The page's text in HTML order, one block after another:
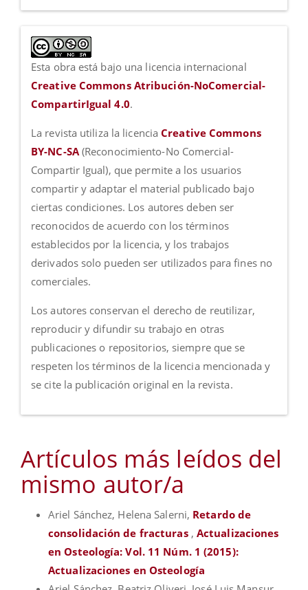
Esta obra está bajo una licencia internacional
Creative Commons Atribución-NoComercial-
CompartirIgual 4.0.
La revista utiliza la licenciaCreative Commons
BY-NC-SA(Reconocimiento-No Comercial-
Compartir Igual), que permite a los usuarios
compartir y adaptar el material publicado bajo
ciertas condiciones. Los autores deben ser
reconocidos de acuerdo con los términos
establecidos por la licencia, y los trabajos
derivados solo pueden ser utilizados para fines no
comerciales.
Los autores conservan el derecho de reutilizar,
reproducir y difundir su trabajo en otras
publicaciones o repositorios, siempre que se
respeten los términos de la licencia mencionada y
se cite la publicación original en la revista.
Artículos más leídos del
mismo autor/a
Ariel Sánchez, Helena Salerni, Retardo de
consolidación de fracturas , Actualizaciones
en Osteología: Vol. 11 Núm. 1 (2015):
Actualizaciones en Osteología